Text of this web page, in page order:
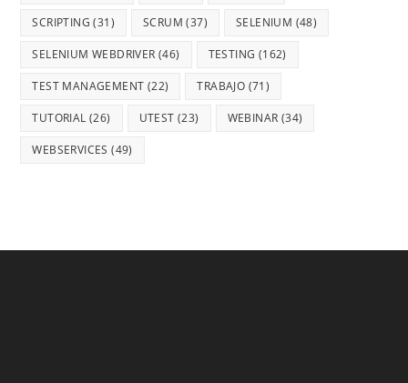
SCRIPTING (31) SCRUM (37) SELENIUM (48)
SELENIUM WEBDRIVER (46) TESTING (162)
TEST MANAGEMENT (22) TRABAJO (71)
TUTORIAL (26) UTEST (23) WEBINAR (34)
WEBSERVICES (49)